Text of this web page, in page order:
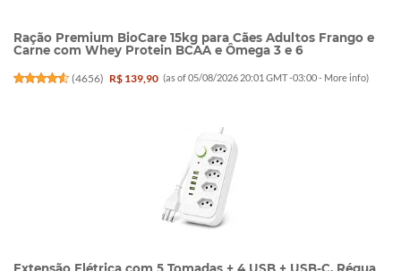
Ração Premium BioCare 15kg para Cães Adultos Frango e
Carne com Whey Protein BCAA e Ômega 3 e 6
(4656) R$ 139,90 (as of 05/08/2026 20:01 GMT -03:00 - More info)